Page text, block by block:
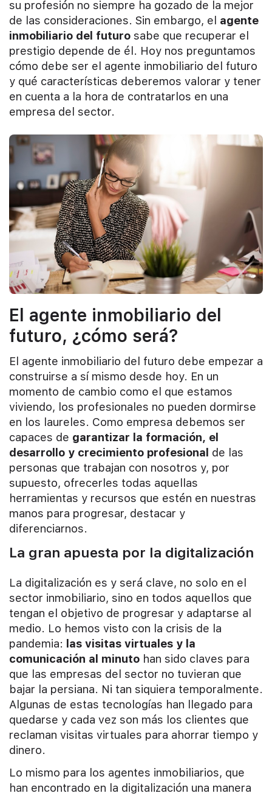
su profesión no siempre ha gozado de la mejor
de las consideraciones. Sin embargo, el agente
inmobiliario del futuro sabe que recuperar el
prestigio depende de él. Hoy nos preguntamos
cómo debe ser el agente inmobiliario del futuro
y qué características deberemos valorar y tener
en cuenta a la hora de contratarlos en una
empresa del sector.
El agente inmobiliario del
futuro, ¿cómo será?
El agente inmobiliario del futuro debe empezar a
construirse a sí mismo desde hoy. En un
momento de cambio como el que estamos
viviendo, los profesionales no pueden dormirse
en los laureles. Como empresa debemos ser
capaces de garantizar la formación, el
desarrollo y crecimiento profesional de las
personas que trabajan con nosotros y, por
supuesto, ofrecerles todas aquellas
herramientas y recursos que estén en nuestras
manos para progresar, destacar y
diferenciarnos.
La gran apuesta por la digitalización
La digitalización es y será clave, no solo en el
sector inmobiliario, sino en todos aquellos que
tengan el objetivo de progresar y adaptarse al
medio. Lo hemos visto con la crisis de la
pandemia: las visitas virtuales y la
comunicación al minuto han sido claves para
que las empresas del sector no tuvieran que
bajar la persiana. Ni tan siquiera temporalmente.
Algunas de estas tecnologías han llegado para
quedarse y cada vez son más los clientes que
reclaman visitas virtuales para ahorrar tiempo y
dinero.
Lo mismo para los agentes inmobiliarios, que
han encontrado en la digitalización una manera